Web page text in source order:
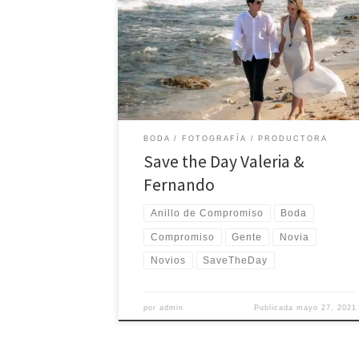
comprometieron y ya planean su boda.
Felicidades a ellos y gracias por permitirnos crear
estos recuerdos para la familia que están
Marzo 2021 Puerto Morelos, Quintana Roo. Todas
las fotografías, vídeos, ilustraciones y creaciones
artísticas […]
BODA FOTOGRAFÍA PRODUCTORA
Save the Day Valeria &
Fernando
Anillo de Compromiso Boda
Compromiso Gente Novia
Novios SaveTheDay
poradmin Publicada mayo 27, 2021